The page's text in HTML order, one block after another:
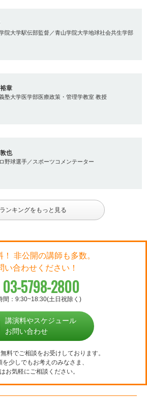
院大学駅伝部監督／青山学院大学地球社会共生学部
章
塾大学医学部医療政策・管理学教室 教授
也
野球選手／スポーツコメンテーター
ランキングをもっと見る
！ 非公開の講師も多数。
い合わせください！
03-5798-2800
間：9:30~18:30(土日祝除く)
講演料やスケジュール
お問い合わせ
料でご相談をお受けしております。
を少しでもお考えのみなさま、
お気軽にご相談ください。